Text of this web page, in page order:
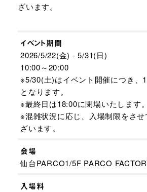
ざいます。
イベント期間
2026/5/22(金) - 5/31(日)
10:00～20:00
※5/30(土)はイベント開催につき、
となります。
※最終日は18:00に閉場いたします。
※混雑状況に応じ、入場制限をさ
ざいます。
会場
仙台PARCO1/5F PARCO
入場料